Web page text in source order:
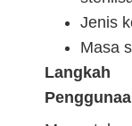
Jenis
Masa